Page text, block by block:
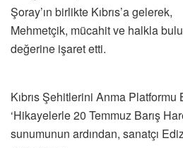
Şoray’ın birlikte Kıbrıs’a gelerek,
Mehmetçik, mücahit ve halkla
değerine işaret etti.
Kıbrıs Şehitlerini Anma Platformu
‘Hikayelerle 20 Temmuz Barış
sunumunun ardından, sanatçı